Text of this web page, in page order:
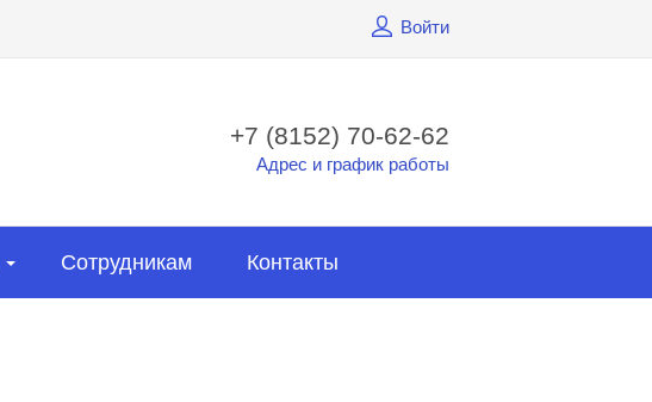
Войти
+7 (8152) 70-62-62
Адрес и график работы
Сотрудникам Контакты